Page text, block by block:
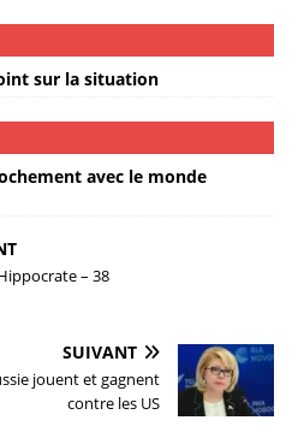
sur la situation
avec le monde
– 38
SUIVANT
jouent et gagnent
contre les US